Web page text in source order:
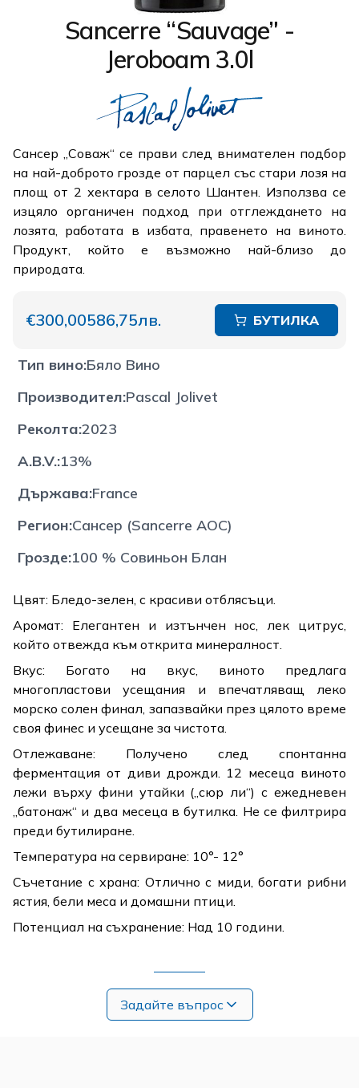
Sancerre “Sauvage” -
Jeroboam 3.0l
Сансер „Соваж“ се прави след внимателен подбор
на най-доброто грозде от парцел със стари лозя на
площ от 2 хектара в селото Шантен. Използва се
изцяло органичен подход при отглеждането на
лозята, работата в избата, правенето на виното.
Продукт, който е възможно най-близо до
природата.
€300,00586,75лв. БУТИЛКА
Тип вино:Бяло Вино
Производител:Pascal Jolivet
Реколта:2023
A.B.V.:13%
Държава:France
Регион:Сансер (Sancerre AOC)
Грозде:100 % Совиньон Блан
Цвят: Бледо-зелен, с красиви отблясъци.
Аромат: Елегантен и изтънчен нос, лек цитрус,
който отвежда към открита минералност.
Вкус: Богато на вкус, виното предлага
многопластови усещания и впечатляващ леко
морско солен финал, запазвайки през цялото време
своя финес и усещане за чистота.
Отлежаване: Получено след спонтанна
ферментация от диви дрожди. 12 месеца виното
лежи върху фини утайки („сюр ли“) с ежедневен
„батонаж“ и два месеца в бутилка. Не се филтрира
преди бутилиране.
Температура на сервиране: 10°- 12°
Съчетание с храна: Отлично с миди, богати рибни
ястия, бели меса и домашни птици.
Потенциал на съхранение: Над 10 години.
Задайте въпрос